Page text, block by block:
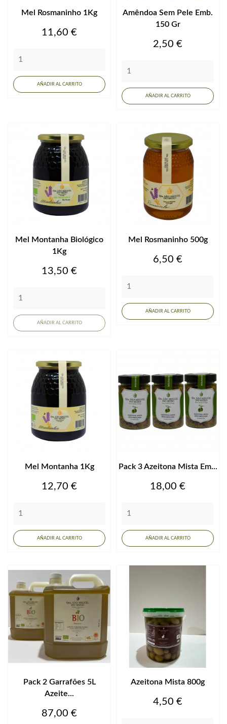
Mel Rosmaninho 1Kg
Precio
11,60 €
AÑADIR AL CARRITO
Amêndoa Sem Pele Emb.
150 Gr
Precio
2,50 €
AÑADIR AL CARRITO
Mel Montanha Biológico
1Kg
Precio
13,50 €
AÑADIR AL CARRITO
Mel Rosmaninho 500g
Precio
6,50 €
AÑADIR AL CARRITO
Mel Montanha 1Kg
Precio
12,70 €
AÑADIR AL CARRITO
Pack 3 Azeitona Mista Em...
Precio
18,00 €
AÑADIR AL CARRITO
Pack 2 Garrafões 5L
Azeite...
Precio
87,00 €
Azeitona Mista 800g
Precio
4,50 €